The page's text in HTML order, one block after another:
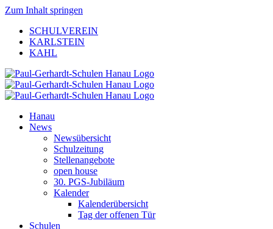
Zum Inhalt springen
SCHULVEREIN
KARLSTEIN
KAHL
Hanau
News
Newsübersicht
Schulzeitung
Stellenangebote
open house
30. PGS-Jubiläum
Kalender
Kalenderübersicht
Tag der offenen Tür
Schulen